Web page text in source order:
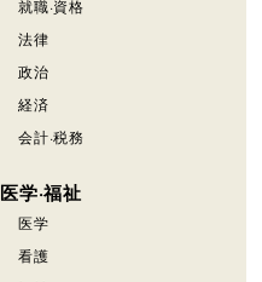
就職·資格
法律
政治
経済
会計·税務
医学·福祉
医学
看護